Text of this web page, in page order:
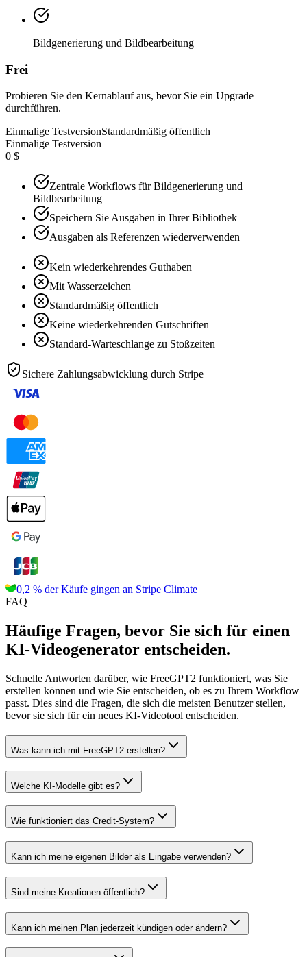
Bildgenerierung und Bildbearbeitung
Frei
Probieren Sie den Kernablauf aus, bevor Sie ein Upgrade
durchführen.
Einmalige TestversionStandardmäßig öffentlich
Einmalige Testversion
0 $
Zentrale Workflows für Bildgenerierung und
Bildbearbeitung
Speichern Sie Ausgaben in Ihrer Bibliothek
Ausgaben als Referenzen wiederverwenden
Kein wiederkehrendes Guthaben
Mit Wasserzeichen
Standardmäßig öffentlich
Keine wiederkehrenden Gutschriften
Standard-Warteschlange zu Stoßzeiten
Sichere Zahlungsabwicklung durch Stripe
0,2 % der Käufe gingen an Stripe Climate
FAQ
Häufige Fragen, bevor Sie sich für einen
KI-Videogenerator entscheiden.
Schnelle Antworten darüber, wie FreeGPT2 funktioniert, was Sie
erstellen können und wie Sie entscheiden, ob es zu Ihrem Workflow
passt. Dies sind die Fragen, die sich die meisten Benutzer stellen,
bevor sie sich für ein neues KI-Videotool entscheiden.
Was kann ich mit FreeGPT2 erstellen?
Welche KI-Modelle gibt es?
Wie funktioniert das Credit-System?
Kann ich meine eigenen Bilder als Eingabe verwenden?
Sind meine Kreationen öffentlich?
Kann ich meinen Plan jederzeit kündigen oder ändern?